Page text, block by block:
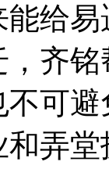
给
齐
可
弄